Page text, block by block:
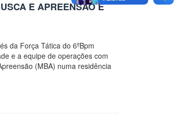
E APREENSÃO E
da Força Tática do 6ºBpm
e a equipe de operações com
(MBA) numa residência